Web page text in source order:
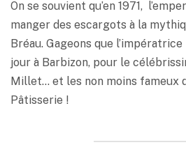
On se souvient qu’en 1971,
manger des escargots à la
Bréau. Gageons que
jour à Barbizon, pour le
Millet… et les non moins fameux
Pâtisserie !